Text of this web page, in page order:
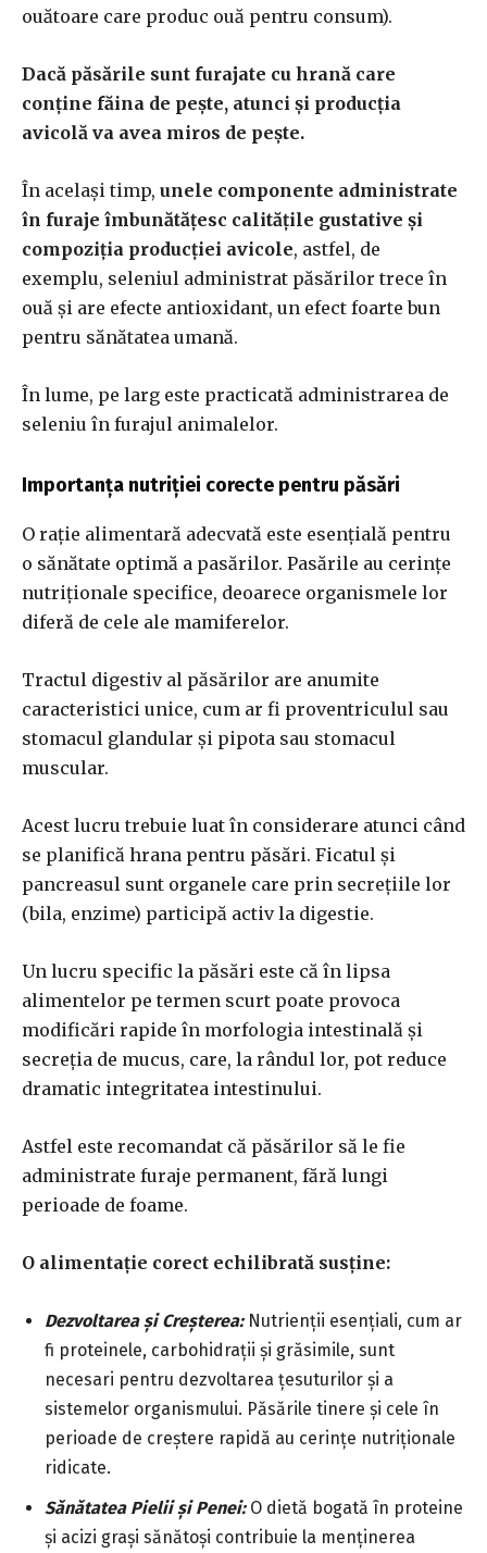
ouătoare care produc ouă pentru consum).
Dacă păsările sunt furajate cu hrană care
conține făina de pește, atunci și producția
avicolă va avea miros de pește.
În același timp, unele componente administrate
în furaje îmbunătățesc calitățile gustative și
compoziția producției avicole, astfel, de
exemplu, seleniul administrat păsărilor trece în
ouă și are efecte antioxidant, un efect foarte bun
pentru sănătatea umană.
În lume, pe larg este practicată administrarea de
seleniu în furajul animalelor.
Importanța nutriției corecte pentru păsări
O rație alimentară adecvată este esențială pentru
o sănătate optimă a pasărilor. Pasările au cerințe
nutriționale specifice, deoarece organismele lor
diferă de cele ale mamiferelor.
Tractul digestiv al păsărilor are anumite
caracteristici unice, cum ar fi proventriculul sau
stomacul glandular și pipota sau stomacul
muscular.
Acest lucru trebuie luat în considerare atunci când
se planifică hrana pentru păsări. Ficatul și
pancreasul sunt organele care prin secrețiile lor
(bila, enzime) participă activ la digestie.
Un lucru specific la păsări este că în lipsa
alimentelor pe termen scurt poate provoca
modificări rapide în morfologia intestinală și
secreția de mucus, care, la rândul lor, pot reduce
dramatic integritatea intestinului.
Astfel este recomandat că păsărilor să le fie
administrate furaje permanent, fără lungi
perioade de foame.
O alimentație corect echilibrată susține:
Dezvoltarea și Creșterea: Nutrienții esențiali, cum ar
fi proteinele, carbohidrații și grăsimile, sunt
necesari pentru dezvoltarea țesuturilor și a
sistemelor organismului. Păsările tinere și cele în
perioade de creștere rapidă au cerințe nutriționale
ridicate.
Sănătatea Pielii și Penei:O dietă bogată în proteine
și acizi grași sănătoși contribuie la menținerea